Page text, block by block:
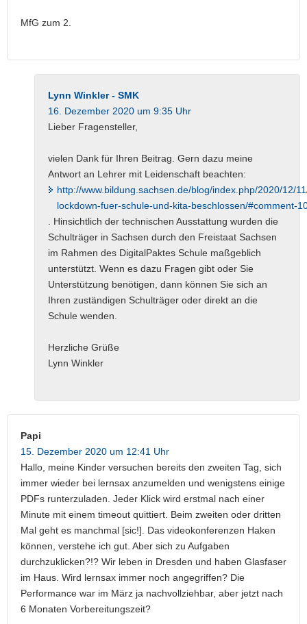
MfG zum 2.
Lynn Winkler - SMK
16. Dezember 2020 um 9:35 Uhr
Lieber Fragensteller,
vielen Dank für Ihren Beitrag. Gern dazu meine
Antwort an Lehrer mit Leidenschaft beachten:
http://www.bildung.sachsen.de/blog/index.php/2020/12/
lockdown-fuer-schule-und-kita-beschlossen/#comment-
. Hinsichtlich der technischen Ausstattung wurden die
Schulträger in Sachsen durch den Freistaat Sachsen
im Rahmen des DigitalPaktes Schule maßgeblich
unterstützt. Wenn es dazu Fragen gibt oder Sie
Unterstützung benötigen, dann können Sie sich an
Ihren zuständigen Schulträger oder direkt an die
Schule wenden.
Herzliche Grüße
Lynn Winkler
Papi
15. Dezember 2020 um 12:41 Uhr
Hallo, meine Kinder versuchen bereits den zweiten Tag, sich
immer wieder bei lernsax anzumelden und wenigstens einige
PDFs runterzuladen. Jeder Klick wird erstmal nach einer
Minute mit einem timeout quittiert. Beim zweiten oder dritten
Mal geht es manchmal [sic!]. Das videokonferenzen Haken
können, verstehe ich gut. Aber sich zu Aufgaben
durchzuklicken?!? Wir leben in Dresden und haben Glasfaser
im Haus. Wird lernsax immer noch angegriffen? Die
Performance war im März ja nachvollziehbar, aber jetzt nach
6 Monaten Vorbereitungszeit?